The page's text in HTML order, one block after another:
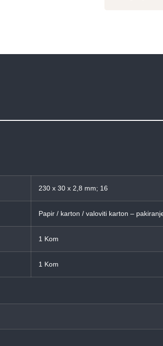
230 x 30 x 2,8 mm; 16
Papir / karton / valoviti karton –
1 Kom
1 Kom